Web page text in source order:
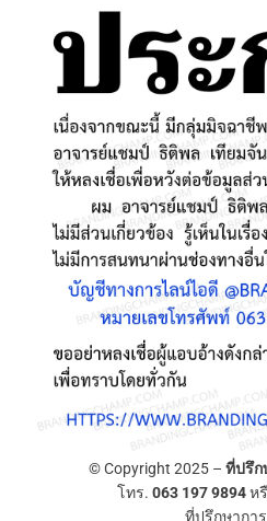
© Copyright 2025 – ที่ปรึก
โทร. 063 197 9894ห
ที่ปรึกษากา